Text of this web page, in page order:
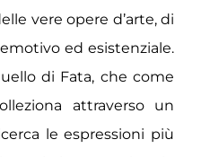
vere opere d’arte, di
ed esistenziale.
di Fata, che come
attraverso un
le espressioni più